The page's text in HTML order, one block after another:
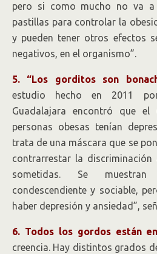
pero si como mucho no va a
pastillas para controlar la
y pueden tener otros efectos
negativos, en el organismo”.
5. “Los gorditos son
estudio hecho en 2011
Guadalajara encontró que
personas obesas tenían
trata de una máscara que se
contrarrestar la
sometidas. Se
condescendiente y sociable,
haber depresión y ansiedad”,
6. Todos los gordos están
creencia. Hay distintos grados